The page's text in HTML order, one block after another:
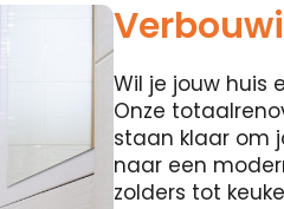
Wil je jouw huis
Onze
staan ​​klaar om
naar een
zolders tot